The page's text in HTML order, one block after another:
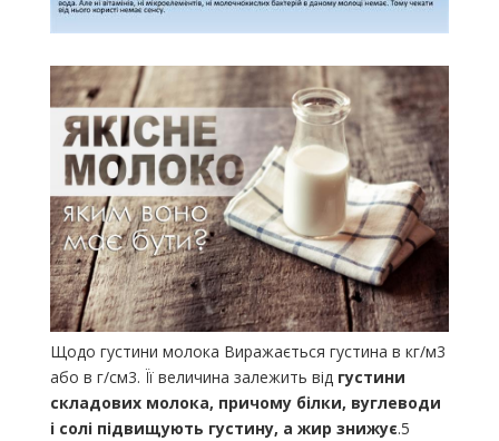
Щодо густини молока Виражається густина в кг/м3
або в г/см3. Її величина залежить від густини
складових молока, причому білки, вуглеводи
і солі підвищують густину, а жир знижує.5